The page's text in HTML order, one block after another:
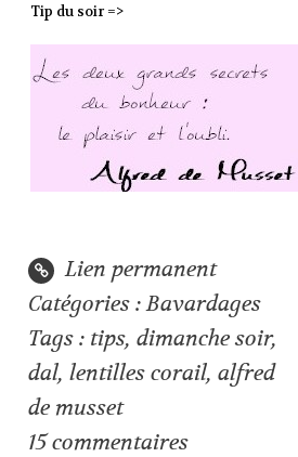
Tip du soir =>
Lien permanent
Catégories :Bavardages
Tags : tips,dimanche soir,
dal,lentilles corail,alfred
de musset
15 commentaires